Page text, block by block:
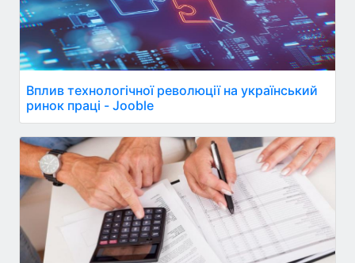
Вплив технологічної революції на український
ринок праці - Jooble